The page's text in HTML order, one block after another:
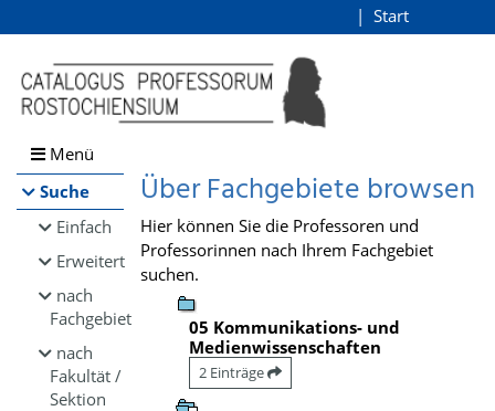
Browsen
direkt zum Inhalt
Start
Menü
Suche
Einfach
Erweitert
nach
Fachgebiet
nach
Fakultät /
Sektion
Über Fachgebiete browsen
Hier können Sie die Professoren und
Professorinnen nach Ihrem Fachgebiet
suchen.
05 Kommunikations- und
Medienwissenschaften
2 Einträge